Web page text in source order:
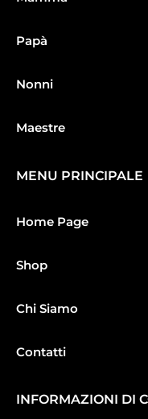
Papà
Nonni
Maestre
MENU PRINCIPALE
Home Page
Shop
Chi Siamo
Contatti
INFORMAZIONI DI